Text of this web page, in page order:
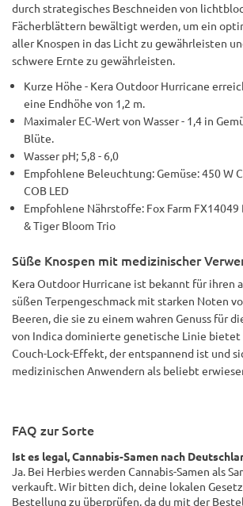
durch strategisches Beschneiden von
Fächerblättern bewältigt werden, um ein
aller Knospen in das Licht zu gewährleisten
schwere Ernte zu gewährleisten.
Kurze Höhe - Kera Outdoor Hurricane
eine Endhöhe von 1,2 m.
Maximaler EC-Wert von Wasser - 1,4 in
Blüte.
Wasser pH; 5,8 - 6,0
Empfohlene Beleuchtung: Gemüse: 450 W
COB LED
Empfohlene Nährstoffe: Fox Farm FX14049
& Tiger Bloom Trio
Süße Knospen mit medizinischer
Kera Outdoor Hurricane ist bekannt für ihren
süßen Terpengeschmack mit starken Noten
Beeren, die sie zu einem wahren Genuss für
von Indica dominierte genetische Linie
Couch-Lock-Effekt, der entspannend ist und
medizinischen Anwendern als beliebt
FAQ zur Sorte
Ist es legal, Cannabis-Samen nach
Ja. Bei Herbies werden Cannabis-Samen als
verkauft. Wir bitten dich, deine lokalen
Bestellung zu überprüfen, da du mit der